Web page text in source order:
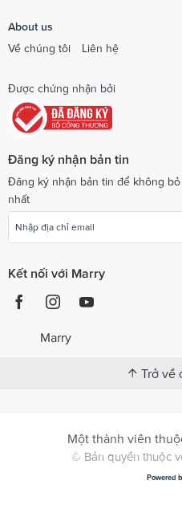
About us
Về chúng tôi
Liên hệ
Được chứng nhận bởi
Đăng ký nhận bản tin
Đăng ký nhận bản tin để không
nhất
Kết nối với Marry
Marry
Trở về
Một thành viên
© Bản quyền thuộc
Powered